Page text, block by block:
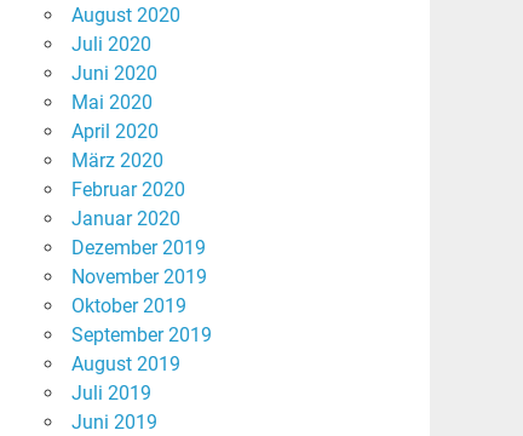
August 2020
Juli 2020
Juni 2020
Mai 2020
April 2020
März 2020
Februar 2020
Januar 2020
Dezember 2019
November 2019
Oktober 2019
September 2019
August 2019
Juli 2019
Juni 2019